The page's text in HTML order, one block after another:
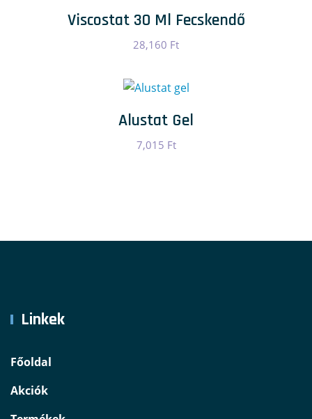
Viscostat 30 Ml Fecskendő
28,160 Ft
Alustat Gel
7,015 Ft
Linkek
Főoldal
Akciók